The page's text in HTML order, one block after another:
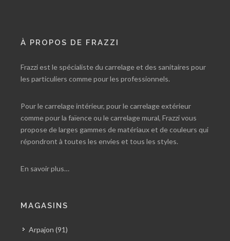
À PROPOS DE FRAZZI
Frazzi est le spécialiste du carrelage et des sanitaires pour
les particuliers comme pour les professionnels.
Pour le carrelage intérieur, pour le carrelage extérieur
comme pour la faïence ou le carrelage mural, Frazzi vous
propose de larges gammes de matériaux et de couleurs qui
répondront à toutes les envies et tous les styles.
En savoir plus…
MAGASINS
Arpajon (91)